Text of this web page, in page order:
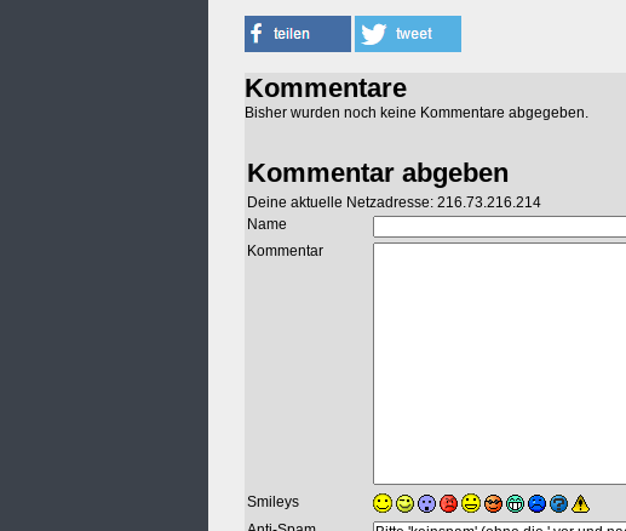
Kommentare
Bisher wurden noch keine Kommentare abgegeben.
Kommentar abgeben
Deine aktuelle Netzadresse: 216.73.216.214
Name
Kommentar
Smileys